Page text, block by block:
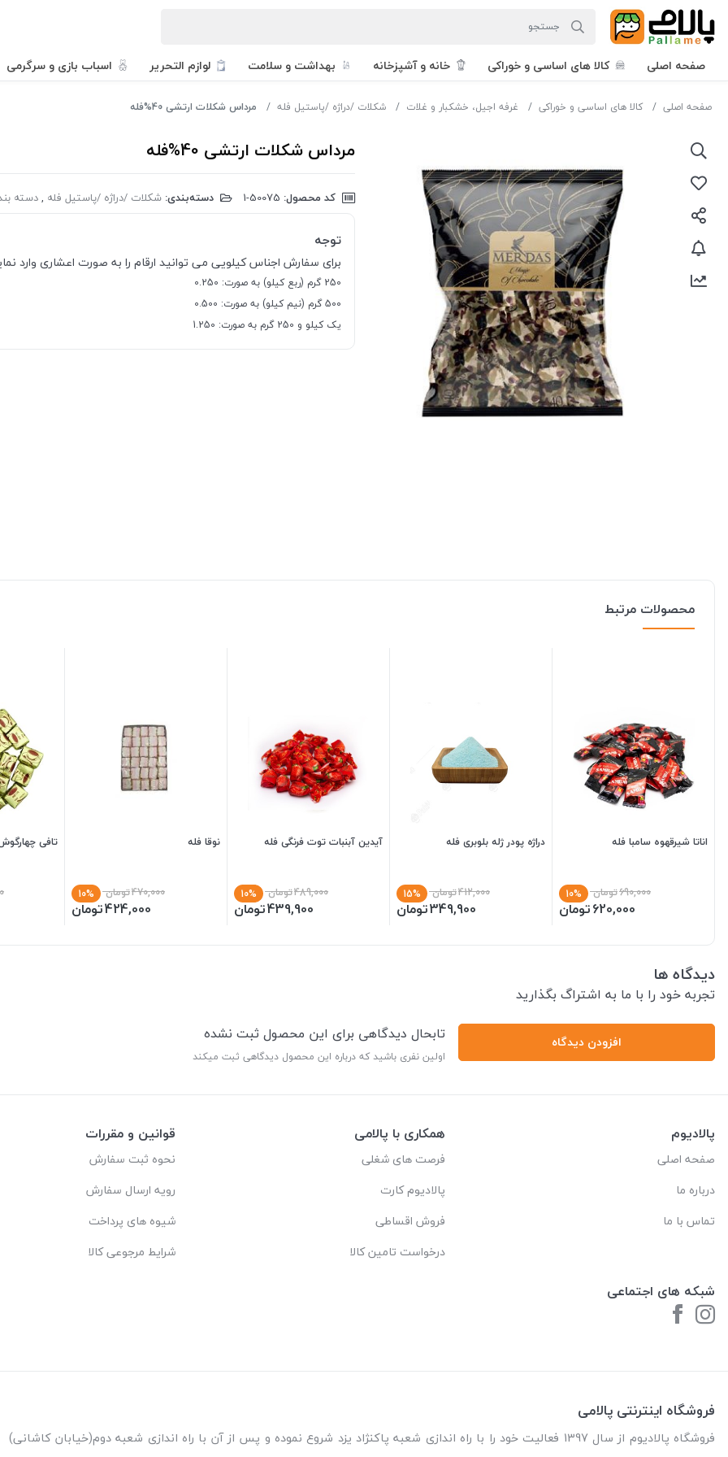
صفحه اصلی کالا های اساسی و خوراکی خانه و آشپزخانه بهداشت و سلامت لوازم التحریر اسباب بازی و سرگرمی
صفحه اصلی کالا های اساسی و خوراکی غرفه اجیل، خشکبار و غلات شکلات /دراژه /پاستیل فله مرداس شکلات ارتشی 40%فله
مرداس شکلات ارتشی 40%فله
کد محصول: دسته‌بندی: شکلات /دراژه /پاستیل فله ,دسته
توجه
برای سفارش اجناس کیلویی می توانید ارقام را به صورت اعشاری وارد
250 گرم (ربع کیلو) به صورت: 0.250
500 گرم (نیم کیلو) به صورت: 0.500
یک کیلو و 250 گرم به صورت: 1.250
محصولات مرتبط
اناتا شیرقهوه سامبا فله
690,000تومان 10%
620,000تومان
دراژه پودر ژله بلوبری فله
412,000تومان 15%
349,900تومان
آیدین آبنبات توت فرنگی فله
489,000تومان 10%
439,900تومان
نوقا فله
470,000تومان 10%
424,000تومان
تافی
دیدگاه ها
تجربه خود را با ما به اشتراگ بگذارید
افزودن دیدگاه تابحال دیدگاهی برای این محصول ثبت نشده
اولین نفری باشید که درباره این محصول دیدگاهی ثبت میکند
پالادیوم
صفحه اصلی
درباره ما
تماس با ما
شبکه های اجتماعی
همکاری با پالامی
فرصت های شغلی
پالادیوم کارت
فروش اقساطی
درخواست تامین کالا
قوانین و مقررات
نحوه ثبت سفارش
رویه ارسال سفارش
شیوه های پرداخت
شرایط مرجوعی کالا
فروشگاه اینترنتی پالامی
فروشگاه پالادیوم از سال 1397 فعالیت خود را با راه اندازی شعبه پاکنژاد یزد شروع نموده و پس از آن با راه اندازی شعبه دوم(خیابان کاشانی)